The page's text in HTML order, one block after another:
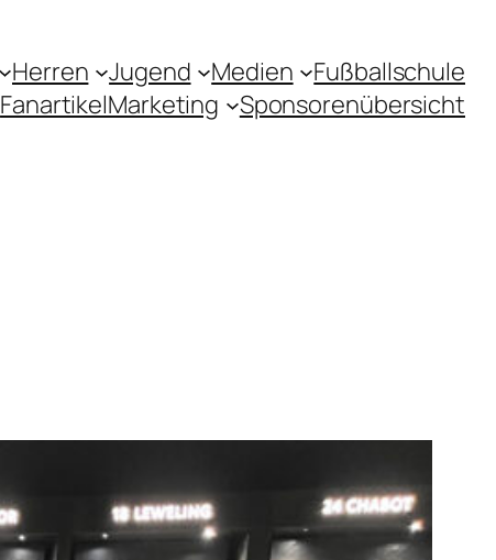
Herren Jugend Medien
Fußballschule
FanartikelMarketing Sponsorenübersicht